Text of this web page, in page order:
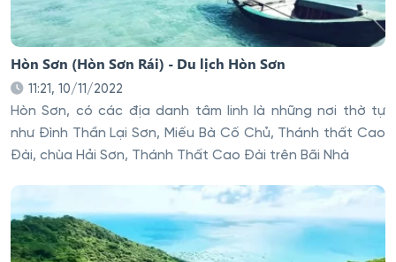
Hòn Sơn (Hòn Sơn Rái) - Du lịch Hòn Sơn
11:21, 10/11/2022
Hòn Sơn, có các địa danh tâm linh là những nơi thờ tự
như Đình Thần Lại Sơn, Miếu Bà Cố Chủ, Thánh thất Cao
Đài, chùa Hải Sơn, Thánh Thất Cao Đài trên Bãi Nhà